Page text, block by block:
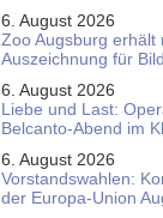
6. August 2026
Zoo Augsburg erhält
Auszeichnung für
6. August 2026
Liebe und Last:
Belcanto-Abend im
6. August 2026
Vorstandswahlen:
der Europa-Union